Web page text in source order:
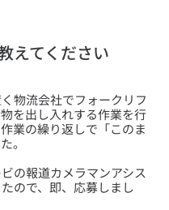
えてください
物流会社でフォークリフ
を出し入れする作業を行
業の繰り返しで「このま
の報道カメラマンアシス
ので、即、応募しまし